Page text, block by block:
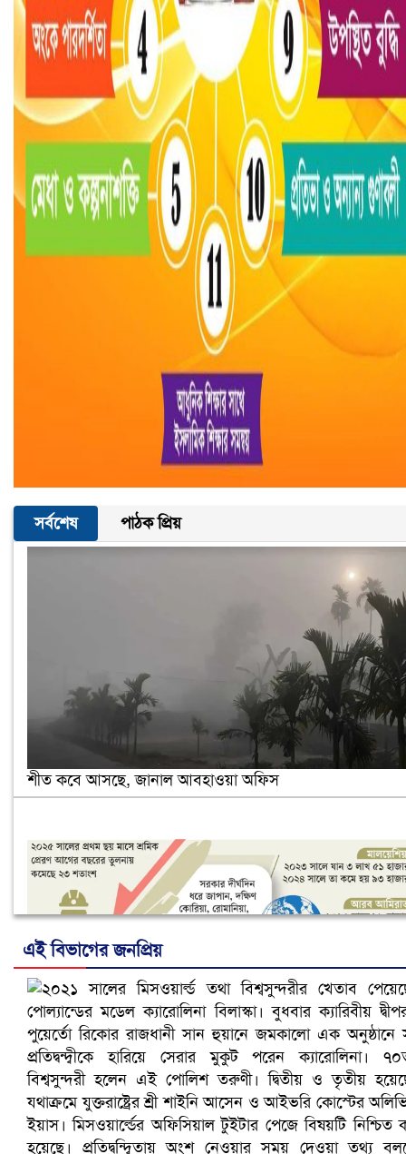
সর্বশেষ পাঠক প্রিয়
শীত কবে আসছে, জানাল আবহাওয়া অফিস
নানা সংকটে রিক্রুটিং এজেন্সি, হুমকির মুখে শ্রম রপ্তানি
এই বিভাগের জনপ্রিয়